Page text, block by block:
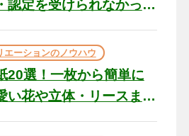
認定を受けられなかっ
エーションのノウハウ
20選！一枚から簡単に
い花や立体・リースま